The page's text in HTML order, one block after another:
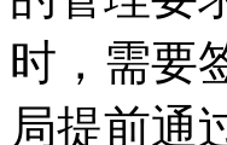
时，需要
局提前通